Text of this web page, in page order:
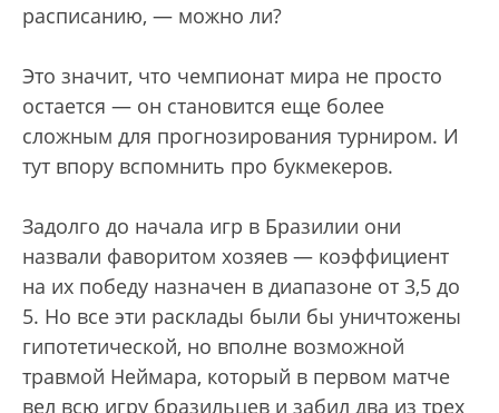
расписанию, — можно ли?
Это значит, что чемпионат мира не просто
остается — он становится еще более
сложным для прогнозирования турниром. И
тут впору вспомнить про букмекеров.
Задолго до начала игр в Бразилии они
назвали фаворитом хозяев — коэффициент
на их победу назначен в диапазоне от 3,5 до
5. Но все эти расклады были бы уничтожены
гипотетической, но вполне возможной
травмой Неймара, который в первом матче
вел всю игру бразильцев и забил два из трех